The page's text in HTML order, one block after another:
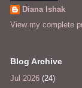
Diana Ishak
View my complete
Blog Archive
Jul 2026 (24)